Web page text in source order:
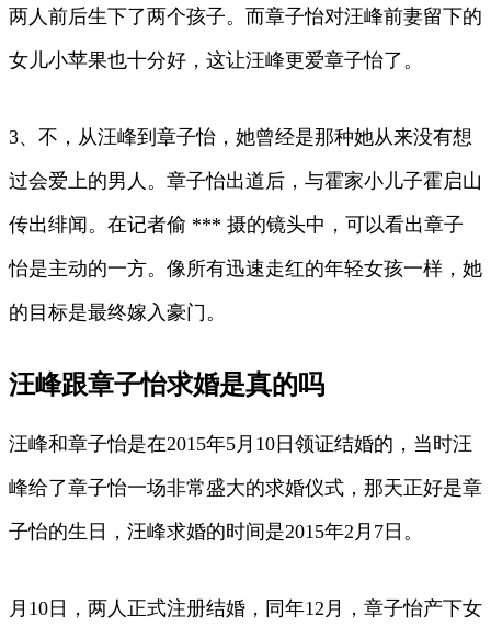
两人前后生下了两个孩子。而章子怡对汪峰前妻留下的
女儿小苹果也十分好，这让汪峰更爱章子怡了。
3、不，从汪峰到章子怡，她曾经是那种她从来没有想
过会爱上的男人。章子怡出道后，与霍家小儿子霍启山
传出绯闻。在记者偷 *** 摄的镜头中，可以看出章子
怡是主动的一方。像所有迅速走红的年轻女孩一样，她
的目标是最终嫁入豪门。
汪峰跟章子怡求婚是真的吗
汪峰和章子怡是在2015年5月10日领证结婚的，当时汪
峰给了章子怡一场非常盛大的求婚仪式，那天正好是章
子怡的生日，汪峰求婚的时间是2015年2月7日。
月10日，两人正式注册结婚，同年12月，章子怡产下女